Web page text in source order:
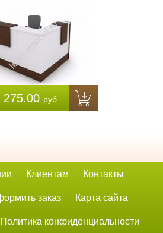
275.00 руб.
Клиентам Контакты
заказ Карта сайта
Политика конфиденциальности